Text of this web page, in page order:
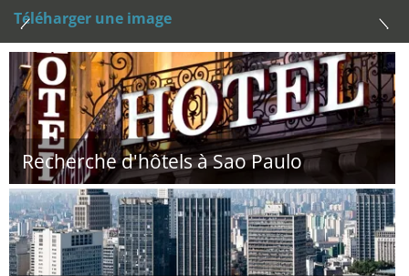
Téléharger une image
Recherche d'hôtels à Sao Paulo